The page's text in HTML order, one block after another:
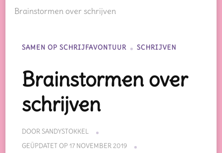
Brainstormen over schrijven
SAMEN OP SCHRIJFAVONTUUR SCHRIJVEN
Brainstormen over
schrijven
DOORSANDYSTOKKEL
GEÜPDATET OP17 NOVEMBER 2019